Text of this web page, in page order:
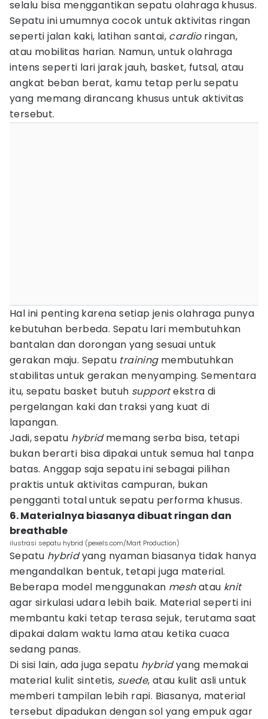
selalu bisa menggantikan sepatu olahraga khusus.
Sepatu ini umumnya cocok untuk aktivitas ringan
seperti jalan kaki, latihan santai, cardioringan,
atau mobilitas harian. Namun, untuk olahraga
intens seperti lari jarak jauh, basket, futsal, atau
angkat beban berat, kamu tetap perlu sepatu
yang memang dirancang khusus untuk aktivitas
tersebut.
Hal ini penting karena setiap jenis olahraga punya
kebutuhan berbeda. Sepatu lari membutuhkan
bantalan dan dorongan yang sesuai untuk
gerakan maju. Sepatu trainingmembutuhkan
stabilitas untuk gerakan menyamping. Sementara
itu, sepatu basket butuh supportekstra di
pergelangan kaki dan traksi yang kuat di
lapangan.
Jadi, sepatu hybridmemang serba bisa, tetapi
bukan berarti bisa dipakai untuk semua hal tanpa
batas. Anggap saja sepatu ini sebagai pilihan
praktis untuk aktivitas campuran, bukan
pengganti total untuk sepatu performa khusus.
6. Materialnya biasanya dibuat ringan dan
breathable
ilustrasi sepatu hybrid (pexels.com/Mart Production)
Sepatu hybridyang nyaman biasanya tidak hanya
mengandalkan bentuk, tetapi juga material.
Beberapa model menggunakan meshatau knit
agar sirkulasi udara lebih baik. Material seperti ini
membantu kaki tetap terasa sejuk, terutama saat
dipakai dalam waktu lama atau ketika cuaca
sedang panas.
Di sisi lain, ada juga sepatu hybridyang memakai
material kulit sintetis, suede, atau kulit asli untuk
memberi tampilan lebih rapi. Biasanya, material
tersebut dipadukan dengan sol yang empuk agar